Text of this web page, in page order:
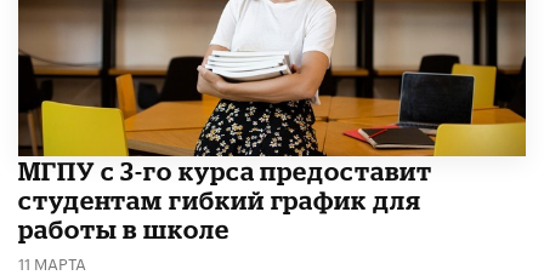
МГПУ с 3-го курса предоставит
студентам гибкий график для
работы в школе
11 МАРТА